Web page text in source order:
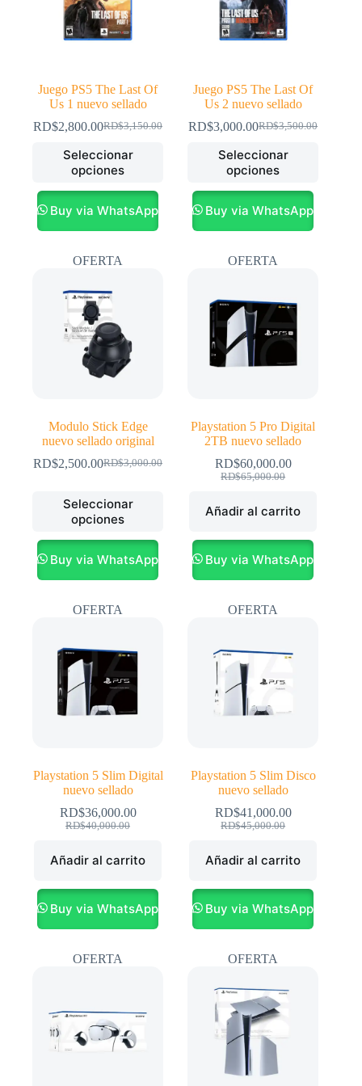
producto
producto
Juego PS5 The Last Of
Us 1 nuevo sellado
RD$3,150.00
El
precio
original
era:
RD$3,150.00.
RD$2,800.00El
precio
actual
es:
RD$2,800.00.
Seleccionar
opciones
Este
producto
tiene
múltiples
variantes.
opciones
pueden
en
la
página
de
producto
Buy via WhatsApp
Juego PS5 The Last Of
Us 2 nuevo sellado
RD$3,500.00
El
precio
original
era:
RD$3,500.00.
RD$3,000.00El
precio
actual
es:
RD$3,000.00.
Seleccionar
opciones
Este
producto
tiene
múltiples
variantes.
opciones
pueden
la
página
de
producto
Buy via WhatsApp
OFERTA
Modulo Stick Edge
nuevo sellado original
RD$3,000.00
El
original
era:
RD$3,000.00.
RD$2,500.00El
actual
es:
RD$2,500.00.
Seleccionar
opciones
Este
producto
tiene
múltiples
variantes.
opciones
pueden
página
de
producto
Buy via WhatsApp
OFERTA
Playstation 5 Pro Digital
2TB nuevo sellado
RD$65,000.00
El
original
era:
RD$60,000.00
El
actual
es:
Añadir al carrito
Buy via WhatsApp
OFERTA
Playstation 5 Slim Digital
nuevo sellado
RD$40,000.00
El
original
era:
RD$36,000.00
El
actual
es:
Añadir al carrito
Buy via WhatsApp
OFERTA
Playstation 5 Slim Disco
nuevo sellado
RD$45,000.00
El
original
era:
RD$41,000.00
El
actual
es:
Añadir al carrito
Buy via WhatsApp
OFERTA OFERTA